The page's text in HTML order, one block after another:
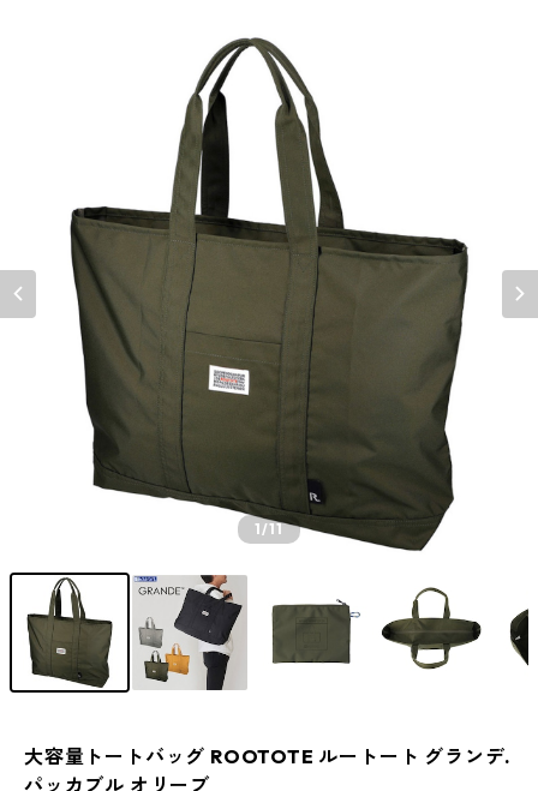
1/11
大容量トートバッグ ROOTOTE ルートート グランデ.
パッカブル オリーブ